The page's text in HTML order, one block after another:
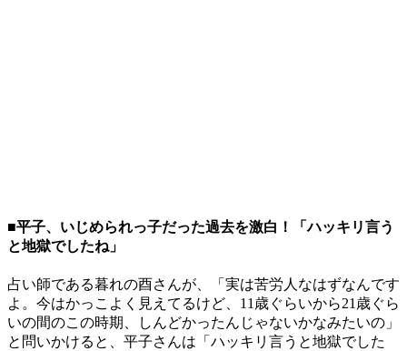
■平子、いじめられっ子だった過去を激白！「ハッキリ言う
と地獄でしたね」
占い師である暮れの酉さんが、「実は苦労人なはずなんです
よ。今はかっこよく見えてるけど、11歳ぐらいから21歳ぐら
いの間のこの時期、しんどかったんじゃないかなみたいの」
と問いかけると、平子さんは「ハッキリ言うと地獄でした